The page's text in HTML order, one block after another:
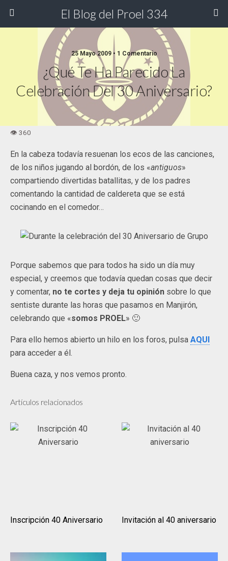
El Blog del Proel 334
25 Mayo 2009 • 1 Comentario
¿Qué Te Ha Parecido La
Celebración Del 30 Aniversario?
En la cabeza todavía resuenan los ecos de las canciones,
de los niños jugando al bordón, de los «antiguos»
compartiendo divertidas batallitas, y de los padres
comentando la cantidad de caldereta que se está
cocinando en el comedor…
Porque sabemos que para todos ha sido un día muy
especial, y creemos que todavía quedan cosas que decir
y comentar, no te cortes y deja tu opinión sobre lo que
sentiste durante las horas que pasamos en Manjirón,
celebrando que «somos PROEL» 🙂
Para ello hemos abierto un hilo en los foros, pulsa AQUI
para acceder a él.
Buena caza, y nos vemos pronto.
Artículos relacionados
Inscripción 40 Aniversario Invitación al 40 aniversario